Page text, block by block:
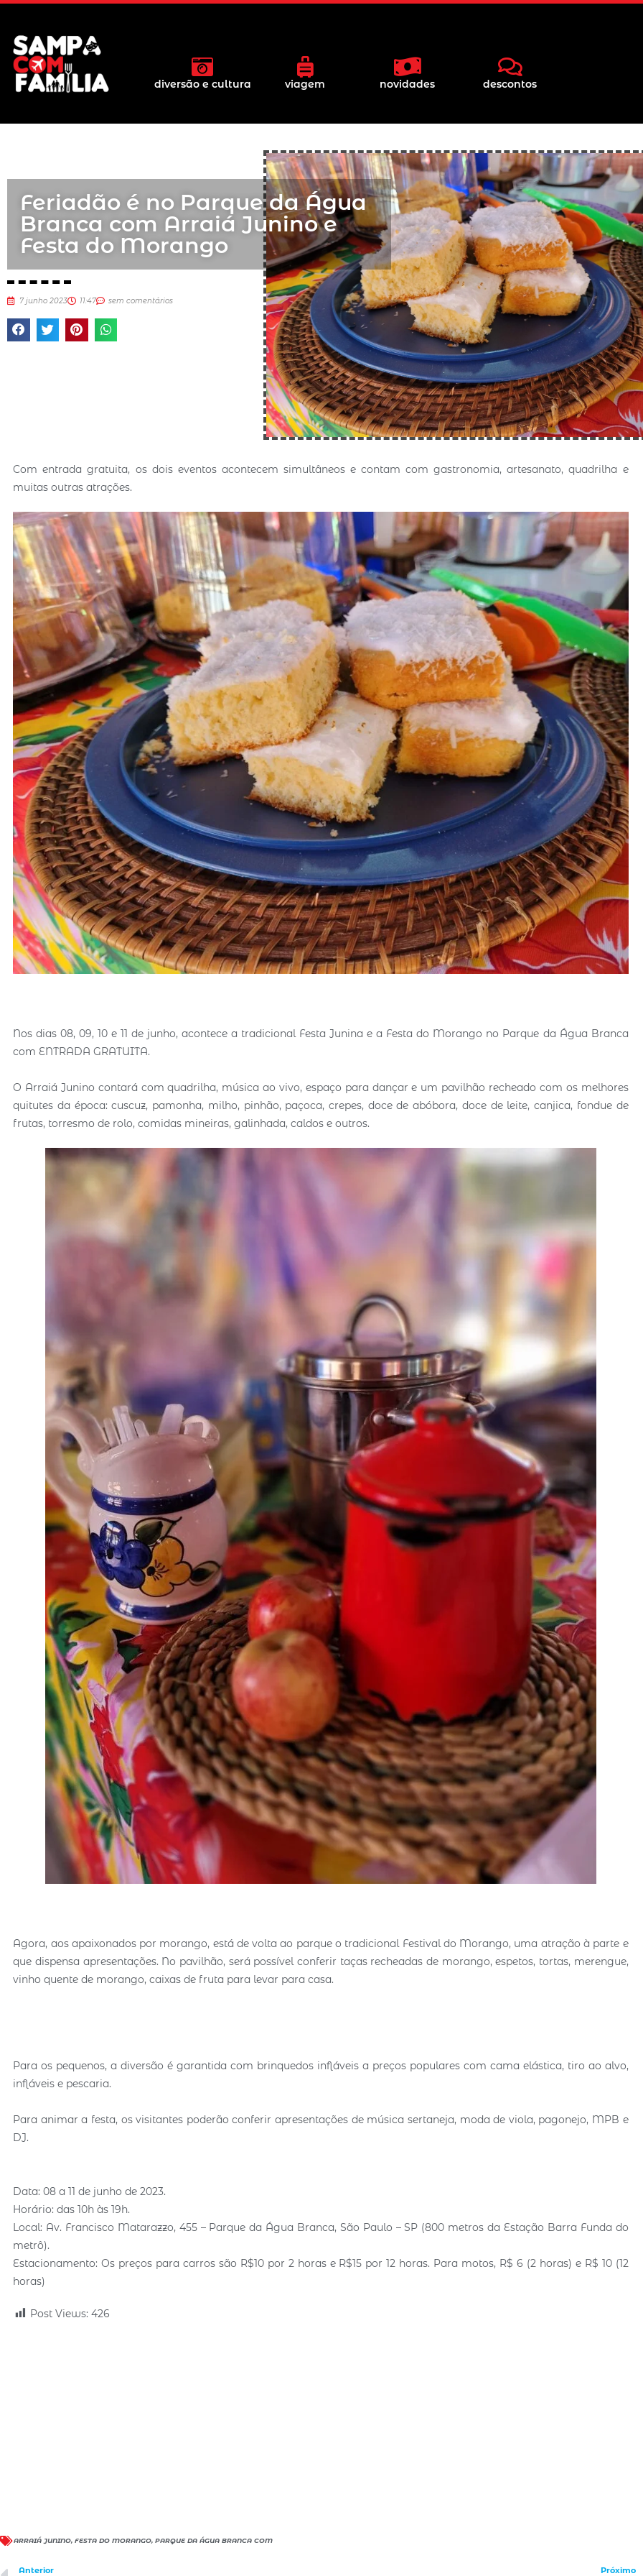
diversão e cultura viagem novidades descontos
Feriadão é no Parque da Água
Branca com Arraiá Junino e
Festa do Morango
7 junho 2023 11:47 sem comentários
Com entrada gratuita, os dois eventos acontecem simultâneos e contam com gastronomia, artesanato, quadrilha e
muitas outras atrações.
Nos dias 08, 09, 10 e 11 de junho, acontece a tradicional Festa Junina e a Festa do Morango no Parque da Água Branca
com ENTRADA GRATUITA.
O Arraiá Junino contará com quadrilha, música ao vivo, espaço para dançar e um pavilhão recheado com os melhores
quitutes da época: cuscuz, pamonha, milho, pinhão, paçoca, crepes, doce de abóbora, doce de leite, canjica, fondue de
frutas, torresmo de rolo, comidas mineiras, galinhada, caldos e outros.
Agora, aos apaixonados por morango, está de volta ao parque o tradicional Festival do Morango, uma atração à parte e
que dispensa apresentações. No pavilhão, será possível conferir taças recheadas de morango, espetos, tortas, merengue,
vinho quente de morango, caixas de fruta para levar para casa.
Para os pequenos, a diversão é garantida com brinquedos infláveis a preços populares com cama elástica, tiro ao alvo,
infláveis e pescaria.
Para animar a festa, os visitantes poderão conferir apresentações de música sertaneja, moda de viola, pagonejo, MPB e
DJ.
Data: 08 a 11 de junho de 2023.
Horário: das 10h às 19h.
Local: Av. Francisco Matarazzo, 455 – Parque da Água Branca, São Paulo – SP (800 metros da Estação Barra Funda do
metrô).
Estacionamento: Os preços para carros são R$10 por 2 horas e R$15 por 12 horas. Para motos, R$ 6 (2 horas) e R$ 10 (12
horas)
Post Views: 426
ARRAIÁ JUNINO, FESTA DO MORANGO, PARQUE DA ÁGUA BRANCA COM
Anterior Próximo